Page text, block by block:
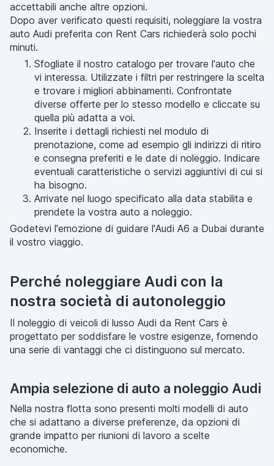
accettabili anche altre opzioni.
Dopo aver verificato questi requisiti, noleggiare la vostra
auto Audi preferita con Rent Cars richiederà solo pochi
minuti.
Sfogliate il nostro catalogo per trovare l'auto che
vi interessa. Utilizzate i filtri per restringere la scelta
e trovare i migliori abbinamenti. Confrontate
diverse offerte per lo stesso modello e cliccate su
quella più adatta a voi.
Inserite i dettagli richiesti nel modulo di
prenotazione, come ad esempio gli indirizzi di ritiro
e consegna preferiti e le date di noleggio. Indicare
eventuali caratteristiche o servizi aggiuntivi di cui si
ha bisogno.
Arrivate nel luogo specificato alla data stabilita e
prendete la vostra auto a noleggio.
Godetevi l'emozione di guidare l'Audi A6 a Dubai durante
il vostro viaggio.
Perché noleggiare Audi con la
nostra società di autonoleggio
Il noleggio di veicoli di lusso Audi da Rent Cars è
progettato per soddisfare le vostre esigenze, fornendo
una serie di vantaggi che ci distinguono sul mercato.
Ampia selezione di auto a noleggio Audi
Nella nostra flotta sono presenti molti modelli di auto
che si adattano a diverse preferenze, da opzioni di
grande impatto per riunioni di lavoro a scelte
economiche.